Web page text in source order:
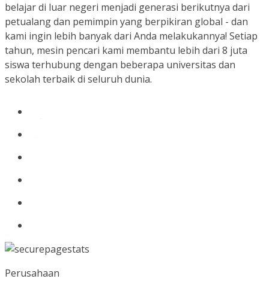
belajar di luar negeri menjadi generasi berikutnya dari
petualang dan pemimpin yang berpikiran global - dan
kami ingin lebih banyak dari Anda melakukannya! Setiap
tahun, mesin pencari kami membantu lebih dari 8 juta
siswa terhubung dengan beberapa universitas dan
sekolah terbaik di seluruh dunia.
Perusahaan